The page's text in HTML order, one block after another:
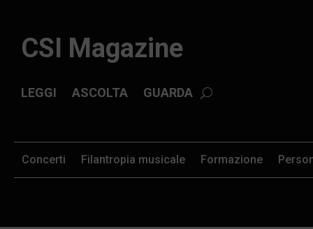
CSI Magazine
ASCOLTA GUARDA
LEGGI
Formazione
Concerti Filantropia musicale